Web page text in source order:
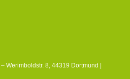
– Werimboldstr. 8, 44319 Dortmund |